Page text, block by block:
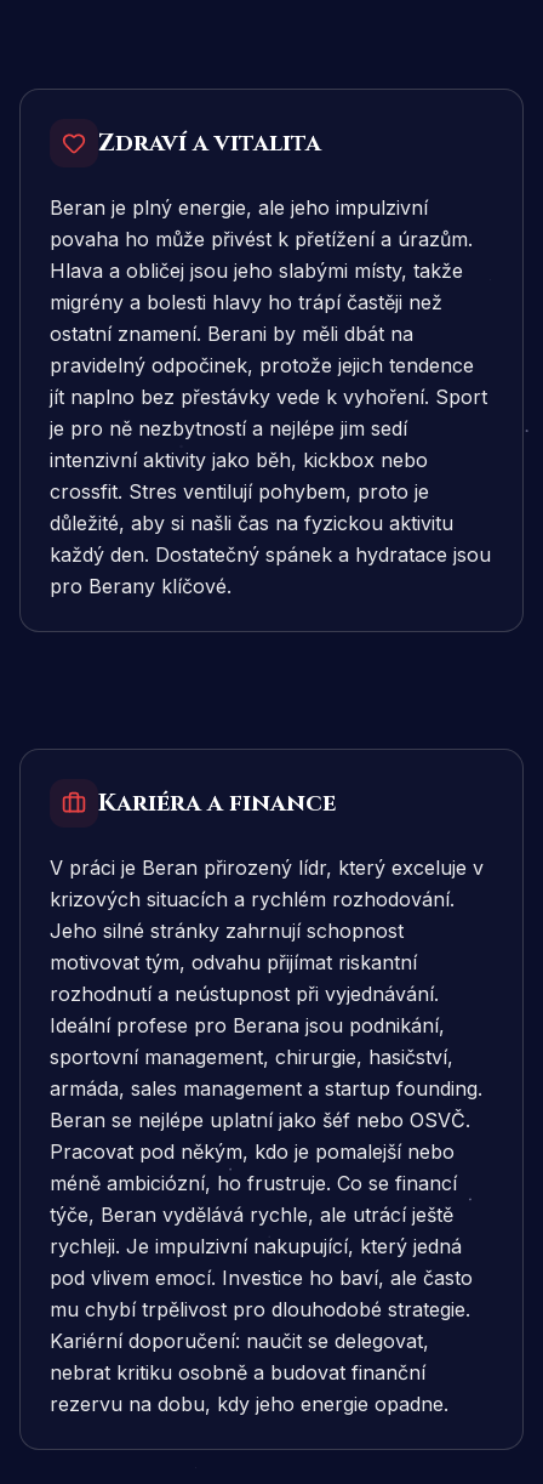
Zdraví a vitalita
Beran je plný energie, ale jeho impulzivní
povaha ho může přivést k přetížení a úrazům.
Hlava a obličej jsou jeho slabými místy, takže
migrény a bolesti hlavy ho trápí častěji než
ostatní znamení. Berani by měli dbát na
pravidelný odpočinek, protože jejich tendence
jít naplno bez přestávky vede k vyhoření. Sport
je pro ně nezbytností a nejlépe jim sedí
intenzivní aktivity jako běh, kickbox nebo
crossfit. Stres ventilují pohybem, proto je
důležité, aby si našli čas na fyzickou aktivitu
každý den. Dostatečný spánek a hydratace jsou
pro Berany klíčové.
Kariéra a finance
V práci je Beran přirozený lídr, který exceluje v
krizových situacích a rychlém rozhodování.
Jeho silné stránky zahrnují schopnost
motivovat tým, odvahu přijímat riskantní
rozhodnutí a neústupnost při vyjednávání.
Ideální profese pro Berana jsou podnikání,
sportovní management, chirurgie, hasičství,
armáda, sales management a startup founding.
Beran se nejlépe uplatní jako šéf nebo OSVČ.
Pracovat pod někým, kdo je pomalejší nebo
méně ambiciózní, ho frustruje. Co se financí
týče, Beran vydělává rychle, ale utrácí ještě
rychleji. Je impulzivní nakupující, který jedná
pod vlivem emocí. Investice ho baví, ale často
mu chybí trpělivost pro dlouhodobé strategie.
Kariérní doporučení: naučit se delegovat,
nebrat kritiku osobně a budovat finanční
rezervu na dobu, kdy jeho energie opadne.